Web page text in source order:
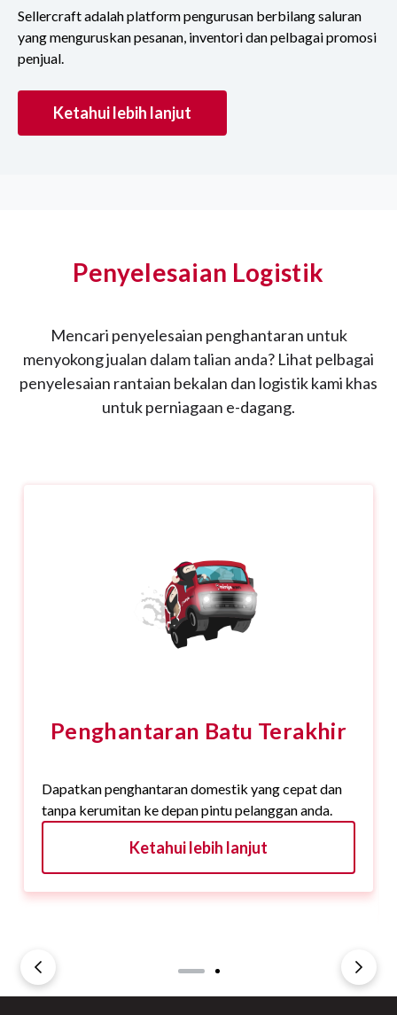
Sellercraft adalah platform pengurusan berbilang saluran
yang menguruskan pesanan, inventori dan pelbagai promosi
penjual.
Ketahui lebih lanjut
Penyelesaian Logistik
Mencari penyelesaian penghantaran untuk
menyokong jualan dalam talian anda? Lihat pelbagai
penyelesaian rantaian bekalan dan logistik kami khas
untuk perniagaan e-dagang.
Penghantaran Batu Terakhir
Dapatkan penghantaran domestik yang cepat dan
tanpa kerumitan ke depan pintu pelanggan anda.
Ketahui lebih lanjut